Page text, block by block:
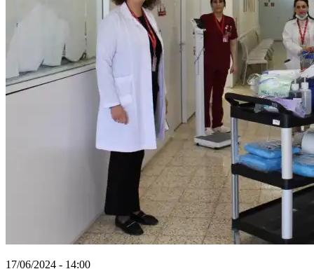
17/06/2024 - 14:00